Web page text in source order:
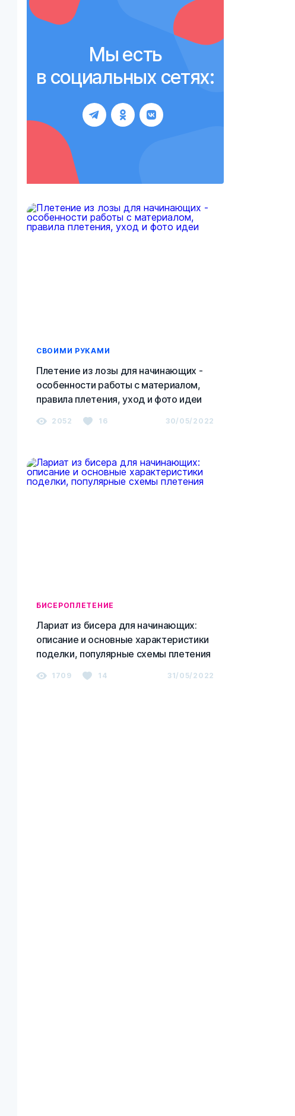
Мы есть
в социальных сетях:
СВОИМИ РУКАМИ
Плетение из лозы для начинающих -
особенности работы с материалом,
правила плетения, уход и фото идеи
2052 16 30/05/2022
БИСЕРОПЛЕТЕНИЕ
Лариат из бисера для начинающих:
описание и основные характеристики
поделки, популярные схемы плетения
1709 14 31/05/2022